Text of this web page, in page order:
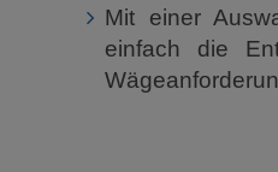
Mit einer
einfach die